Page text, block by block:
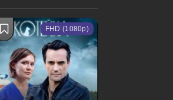
FHD (1080p)